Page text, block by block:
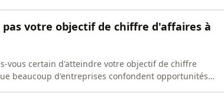
votre objectif de chiffre d'affaires à
vous certain d'atteindre votre objectif de chiffre
beaucoup d'entreprises confondent opportunités